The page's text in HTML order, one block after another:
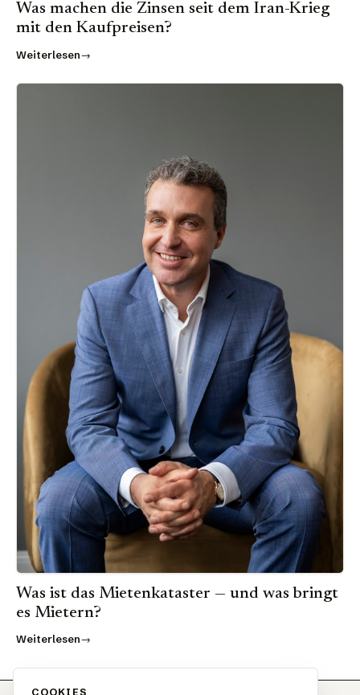
Was machen die Zinsen seit dem Iran-Krieg
mit den Kaufpreisen?
Weiterlesen
Was ist das Mietenkataster — und was bringt
es Mietern?
Weiterlesen
COOKIES